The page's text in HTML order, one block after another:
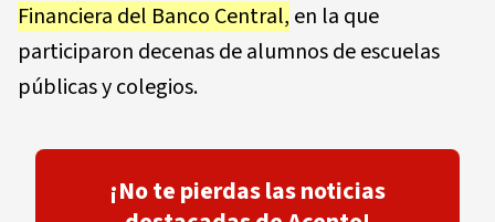
Financiera del Banco Central, en la que
participaron decenas de alumnos de escuelas
públicas y colegios.
¡No te pierdas las noticias